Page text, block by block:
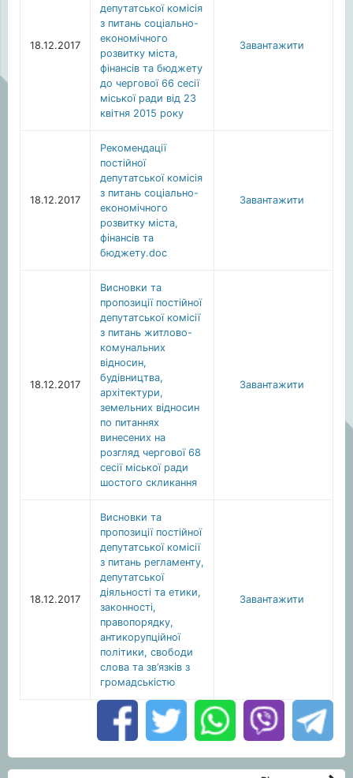
18.12.2017
депутатської комісія
з питань соціально-
економічного
розвитку міста,
фінансів та бюджету
до чергової 66 сесії
міської ради від 23
квітня 2015 року
Завантажити
18.12.2017
Рекомендації
постійної
депутатської комісія
з питань соціально-
економічного
розвитку міста,
фінансів та
бюджету.doc
Завантажити
18.12.2017
Висновки та
пропозиції постійної
депутатської комісії
з питань житлово-
комунальних
відносин,
будівництва,
архітектури,
земельних відносин
по питаннях
винесених на
розгляд чергової 68
сесії міської ради
шостого скликання
Завантажити
18.12.2017
Висновки та
пропозиції постійної
депутатської комісії
з питань регламенту,
депутатської
діяльності та етики,
законності,
правопорядку,
антикорупційної
політики, свободи
слова та зв’язків з
громадськістю
Завантажити